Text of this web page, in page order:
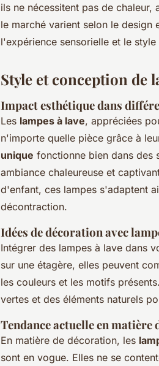
ils ne nécessitent pas de chaleur,
le marché varient selon le
l'expérience sensorielle et le
Style et conception de
Impact esthétique dans
Les lampes à lave, appréciées
n'importe quelle pièce grâce à
unique fonctionne bien dans des
ambiance chaleureuse et
d'enfant, ces lampes s'adaptent
décontraction.
Idées de décoration avec
Intégrer des lampes à lave dans
sur une étagère, elles peuvent
les couleurs et les motifs
vertes et des éléments naturels
Tendance actuelle en matière
En matière de décoration, les
sont en vogue. Elles ne se